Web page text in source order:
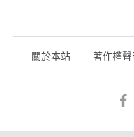
關於本站 著作權聲